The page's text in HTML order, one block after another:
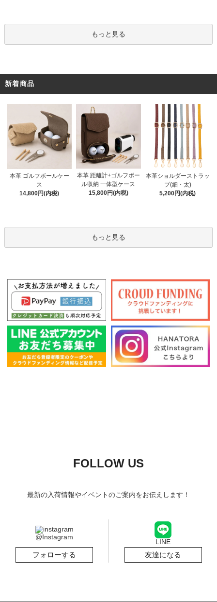
もっと見る
新着商品
本革 ゴルフボールケー
ス
14,800円(内税)
本革 距離計+ゴルフボー
ル収納 一体型ケース
15,800円(内税)
本革ショルダーストラッ
プ(細・太)
5,200円(内税)
もっと見る
FOLLOW US
最新の入荷情報やイベントのご案内をお伝えします！
@Instagram
フォローする
LINE
友達になる